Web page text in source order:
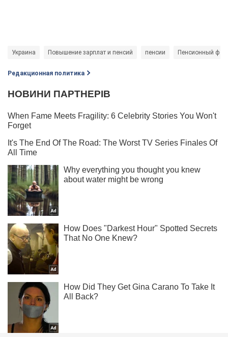
Украина Повышение зарплат и пенсий пенсии Пенсионный
Редакционная политика